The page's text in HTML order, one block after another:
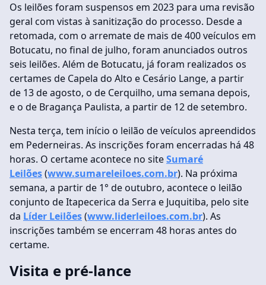
Os leilões foram suspensos em 2023 para uma revisão
geral com vistas à sanitização do processo. Desde a
retomada, com o arremate de mais de 400 veículos em
Botucatu, no final de julho, foram anunciados outros
seis leilões. Além de Botucatu, já foram realizados os
certames de Capela do Alto e Cesário Lange, a partir
de 13 de agosto, o de Cerquilho, uma semana depois,
e o de Bragança Paulista, a partir de 12 de setembro.
Nesta terça, tem início o leilão de veículos apreendidos
em Pederneiras. As inscrições foram encerradas há 48
horas. O certame acontece no siteSumaré
Leilões(www.sumareleiloes.com.br). Na próxima
semana, a partir de 1° de outubro, acontece o leilão
conjunto de Itapecerica da Serra e Juquitiba, pelo site
da Líder Leilões(www.liderleiloes.com.br). As
inscrições também se encerram 48 horas antes do
certame.
Visita e pré-lance